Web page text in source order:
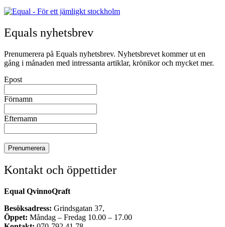
Equals nyhetsbrev
Prenumerera på Equals nyhetsbrev. Nyhetsbrevet kommer ut en
gång i månaden med intressanta artiklar, krönikor och mycket mer.
Epost
Förnamn
Efternamn
Kontakt och öppettider
Equal QvinnoQraft
Besöksadress: Grindsgatan 37,
Öppet: Måndag – Fredag 10.00 – 17.00